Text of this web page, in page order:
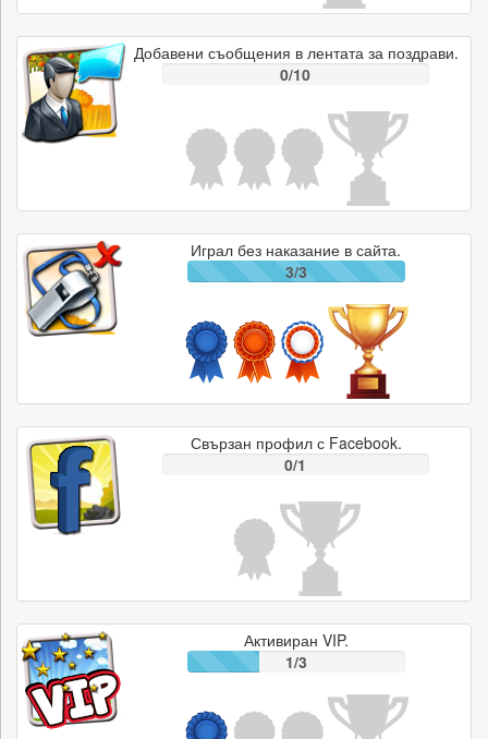
Добавени съобщения в лентата за поздрави.
0/10
Играл без наказание в сайта.
3/3
Свързан профил с Facebook.
0/1
Активиран VIP.
1/3